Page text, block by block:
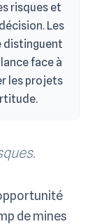
risques et
Les
distinguent
face à
les projets
de mines